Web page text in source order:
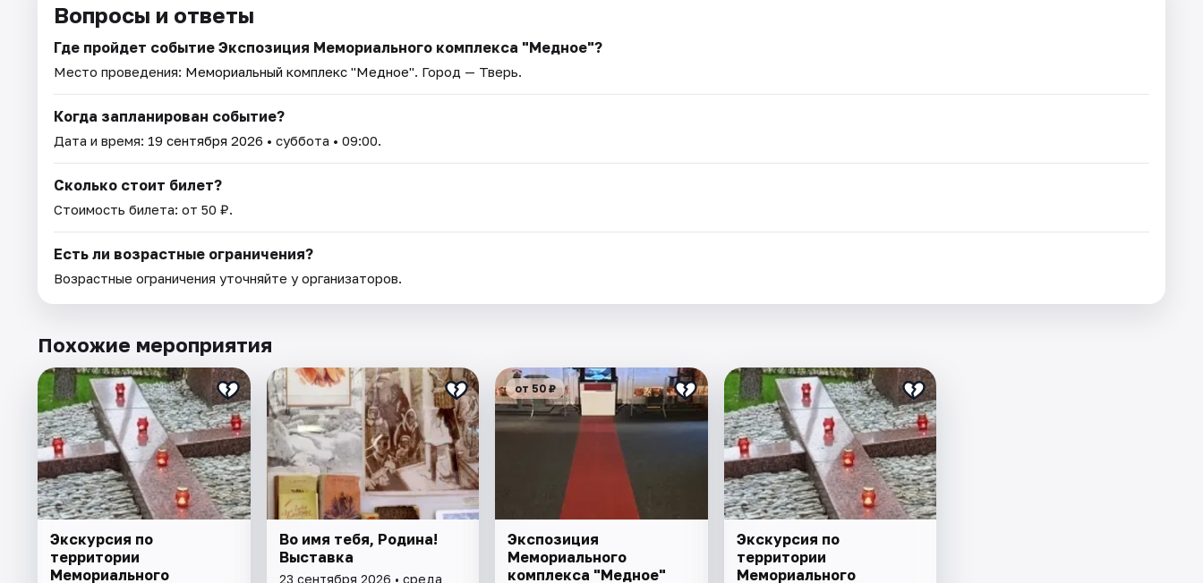
Вопросы и ответы
Где пройдет событие Экспозиция Мемориального комплекса "Медное"?
Место проведения: Мемориальный комплекс "Медное". Город — Тверь.
Когда запланирован событие?
Дата и время: 19 сентября 2026 • суббота • 09:00.
Сколько стоит билет?
Стоимость билета: от 50 ₽.
Есть ли возрастные ограничения?
Возрастные ограничения уточняйте у организаторов.
Похожие мероприятия
Экскурсия по
территории
Мемориального
Во имя тебя, Родина!
Выставка
23 сентября 2026 • среда
от 50 ₽
Экспозиция
Мемориального
комплекса "Медное"
Экскурсия по
территории
Мемориального